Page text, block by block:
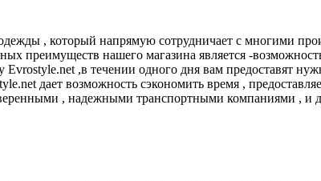
, который напрямую сотрудничает с многими
преимуществ нашего магазина является -
Evrostyle.net ,в течении одного дня вам предоставят
дает возможность сэкономить время ,
, надежными транспортными компаниями , и